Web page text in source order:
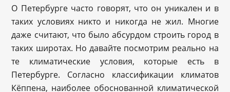
О Петербурге часто говорят, что он уникален и в
таких условиях никто и никогда не жил. Многие
даже считают, что было абсурдом строить город в
таких широтах. Но давайте посмотрим реально на
те климатические условия, которые есть в
Петербурге. Согласно классификации климатов
Кёппена, наиболее обоснованной климатической